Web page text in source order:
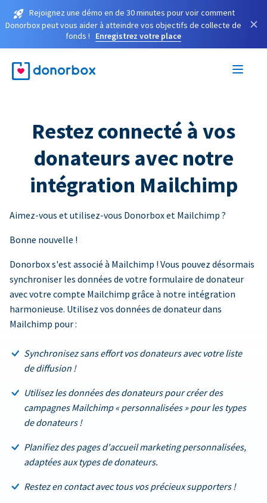
Rejoignez une démo en de 30 minutes pour voir comment
Donorbox peut vous aider à atteindre vos objectifs de collecte de
fonds !
Enregistrez votre place
×
Restez connecté à vos
donateurs avec notre
intégration Mailchimp
Aimez-vous et utilisez-vous Donorbox et Mailchimp ?
Bonne nouvelle !
Donorbox s'est associé à Mailchimp ! Vous pouvez désormais
synchroniser les données de votre formulaire de donateur
avec votre compte Mailchimp grâce à notre intégration
harmonieuse. Utilisez vos données de donateur dans
Mailchimp pour :
Synchronisez sans effort vos donateurs avec votre liste
de diffusion !
Utilisez les données des donateurs pour créer des
campagnes Mailchimp « personnalisées » pour les types
de donateurs !
Planifiez des pages d'accueil marketing personnalisées,
adaptées aux types de donateurs.
Restez en contact avec tous vos précieux supporters !